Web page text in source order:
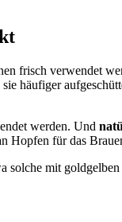
frisch verwendet
häufiger
werden. Und
für das
mit